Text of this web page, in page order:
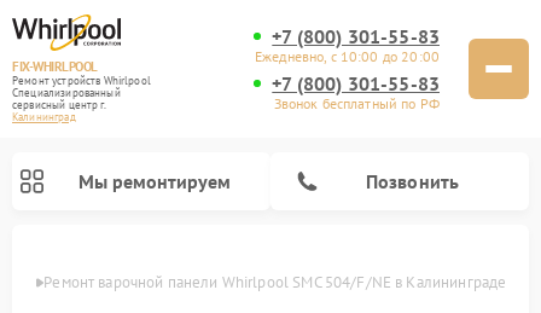
FIX-WHIRLPOOL
Ремонт устройств Whirlpool
Специализированный
cервисный центр г.
Калининград
+7 (800) 301-55-83
Ежедневно, с 10:00 до 20:00
+7 (800) 301-55-83
Звонок бесплатный по РФ
Мы ремонтируем Позвонить
Ремонт варочной панели Whirlpool SMC 504/F/NE в Калининграде